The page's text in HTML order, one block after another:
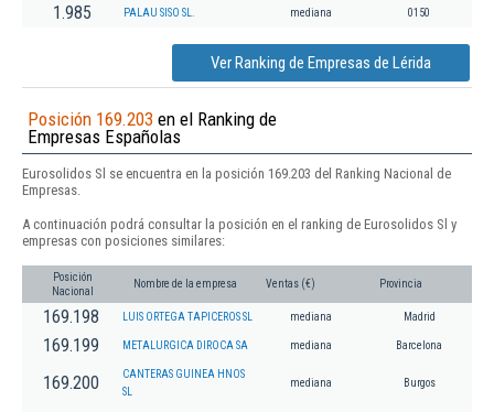
1.985 PALAU SISO SL. mediana 0150
Ver Ranking de Empresas de Lérida
Posición 169.203 en el Ranking de
Empresas Españolas
Eurosolidos Sl se encuentra en la posición 169.203 del Ranking Nacional de
Empresas.
A continuación podrá consultar la posición en el ranking de Eurosolidos Sl y
empresas con posiciones similares:
Posición
Nacional
Nombre de la empresa Ventas (€) Provincia
169.198 LUIS ORTEGA TAPICEROS SL mediana Madrid
169.199 METALURGICA DIROCA SA mediana Barcelona
169.200
CANTERAS GUINEA HNOS
SL
mediana Burgos